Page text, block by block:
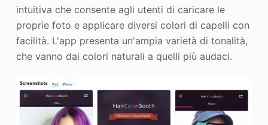
intuitiva che consente agli utenti di caricare le
proprie foto e applicare diversi colori di capelli con
facilità. L'app presenta un'ampia varietà di tonalità,
che vanno dai colori naturali a quelli più audaci.